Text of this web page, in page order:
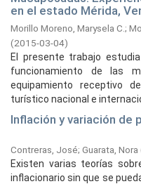
en el estado Mérida,
Morillo Moreno, Marysela C. ;
(2015-03-04)
El presente trabajo
funcionamiento de las
equipamiento receptivo
turístico nacional e
Inflación y variación de
Contreras, José; Guarata, Nora
Existen varias teorías
inflacionario sin que se